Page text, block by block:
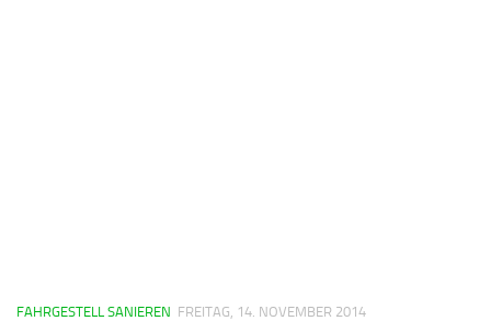
FAHRGESTELL SANIEREN FREITAG, 14. NOVEMBER 2014